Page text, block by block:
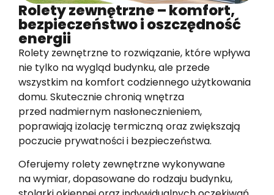
Rolety zewnętrzne – komfort,
bezpieczeństwo i oszczędność
energii
Rolety zewnętrzne to rozwiązanie, które wpływa
nie tylko na wygląd budynku, ale przede
wszystkim na komfort codziennego użytkowania
domu. Skutecznie chronią wnętrza
przed nadmiernym nasłonecznieniem,
poprawiają izolację termiczną oraz zwiększają
poczucie prywatności i bezpieczeństwa.
Oferujemy rolety zewnętrzne wykonywane
na wymiar, dopasowane do rodzaju budynku,